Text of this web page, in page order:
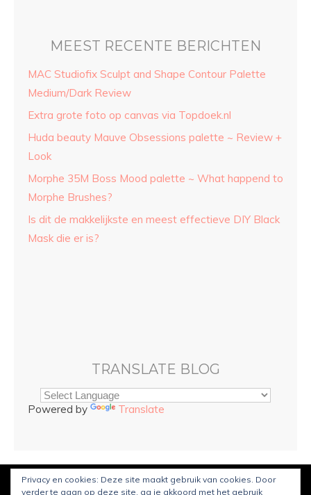
MEEST RECENTE BERICHTEN
MAC Studiofix Sculpt and Shape Contour Palette
Medium/Dark Review
Extra grote foto op canvas via Topdoek.nl
Huda beauty Mauve Obsessions palette ~ Review +
Look
Morphe 35M Boss Mood palette ~ What happend to
Morphe Brushes?
Is dit de makkelijkste en meest effectieve DIY Black
Mask die er is?
TRANSLATE BLOG
Powered by Translate
© CopyrightSarah and Beauty2021. Mogelijk gemaakt door
Privacy en cookies: Deze site maakt gebruik van cookies. Door
verder te gaan op deze site, ga je akkoord met het gebruik